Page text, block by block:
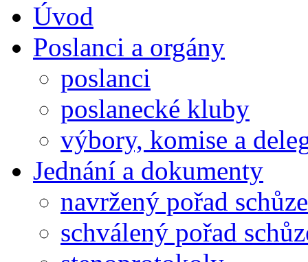
Úvod
Poslanci a orgány
poslanci
poslanecké kluby
výbory, komise a
Jednání a dokumenty
navržený pořad schůze
schválený pořad